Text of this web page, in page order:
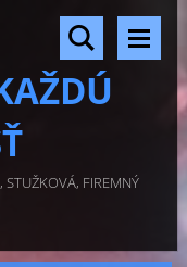
STUŽKOVÁ, FIREMNÝ